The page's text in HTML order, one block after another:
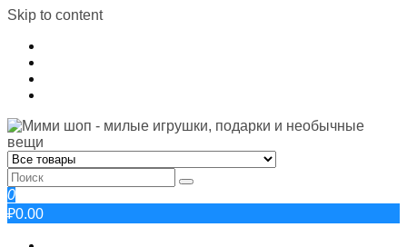
Skip to content
0
₽0.00